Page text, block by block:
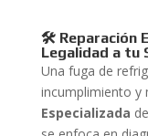
🛠️ Reparación
Legalidad a tu
Una fuga de
incumplimiento y
Especializada de